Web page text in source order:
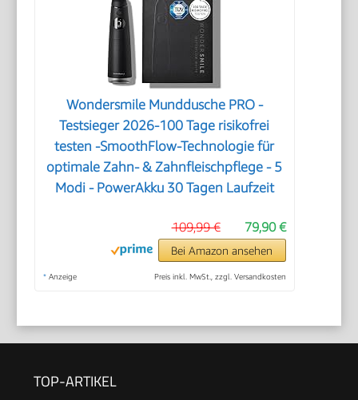
Wondersmile Munddusche PRO -
Testsieger 2026-100 Tage risikofrei
testen -SmoothFlow-Technologie für
optimale Zahn- & Zahnfleischpflege - 5
Modi - PowerAkku 30 Tagen Laufzeit
79,90 €
109,99 €
Bei Amazon ansehen
* Anzeige Preis inkl. MwSt., zzgl. Versandkosten
TOP-ARTIKEL